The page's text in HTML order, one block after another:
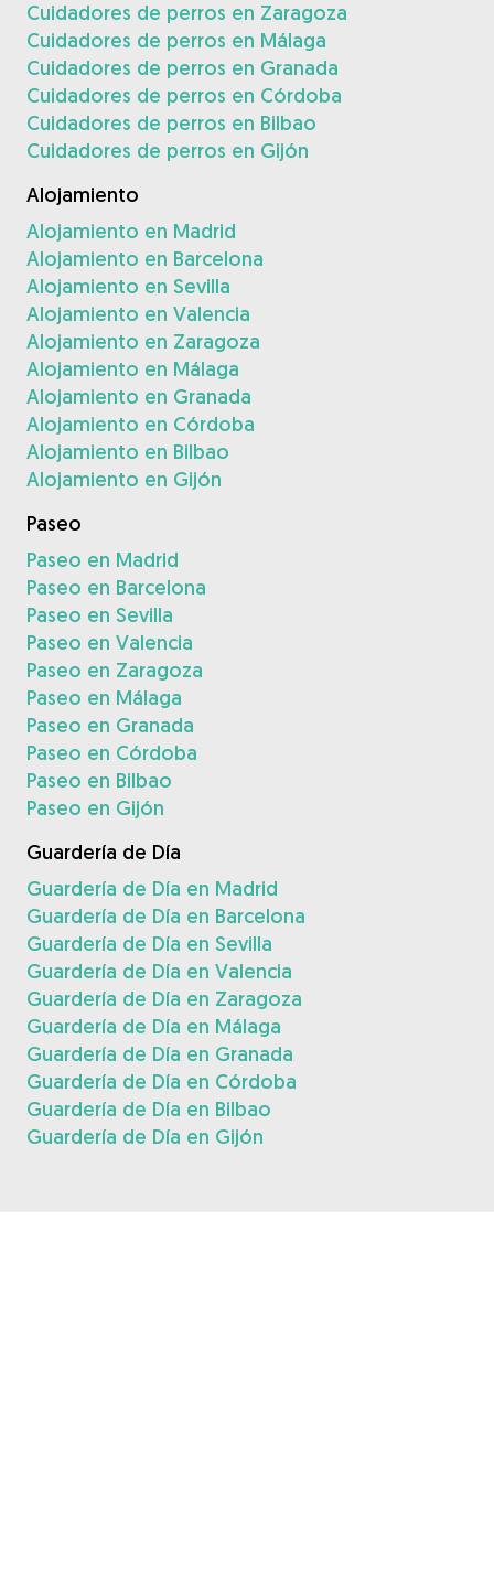
Cuidadores de perros en Zaragoza
Cuidadores de perros en Málaga
Cuidadores de perros en Granada
Cuidadores de perros en Córdoba
Cuidadores de perros en Bilbao
Cuidadores de perros en Gijón
Alojamiento
Alojamiento en Madrid
Alojamiento en Barcelona
Alojamiento en Sevilla
Alojamiento en Valencia
Alojamiento en Zaragoza
Alojamiento en Málaga
Alojamiento en Granada
Alojamiento en Córdoba
Alojamiento en Bilbao
Alojamiento en Gijón
Paseo
Paseo en Madrid
Paseo en Barcelona
Paseo en Sevilla
Paseo en Valencia
Paseo en Zaragoza
Paseo en Málaga
Paseo en Granada
Paseo en Córdoba
Paseo en Bilbao
Paseo en Gijón
Guardería de Día
Guardería de Día en Madrid
Guardería de Día en Barcelona
Guardería de Día en Sevilla
Guardería de Día en Valencia
Guardería de Día en Zaragoza
Guardería de Día en Málaga
Guardería de Día en Granada
Guardería de Día en Córdoba
Guardería de Día en Bilbao
Guardería de Día en Gijón